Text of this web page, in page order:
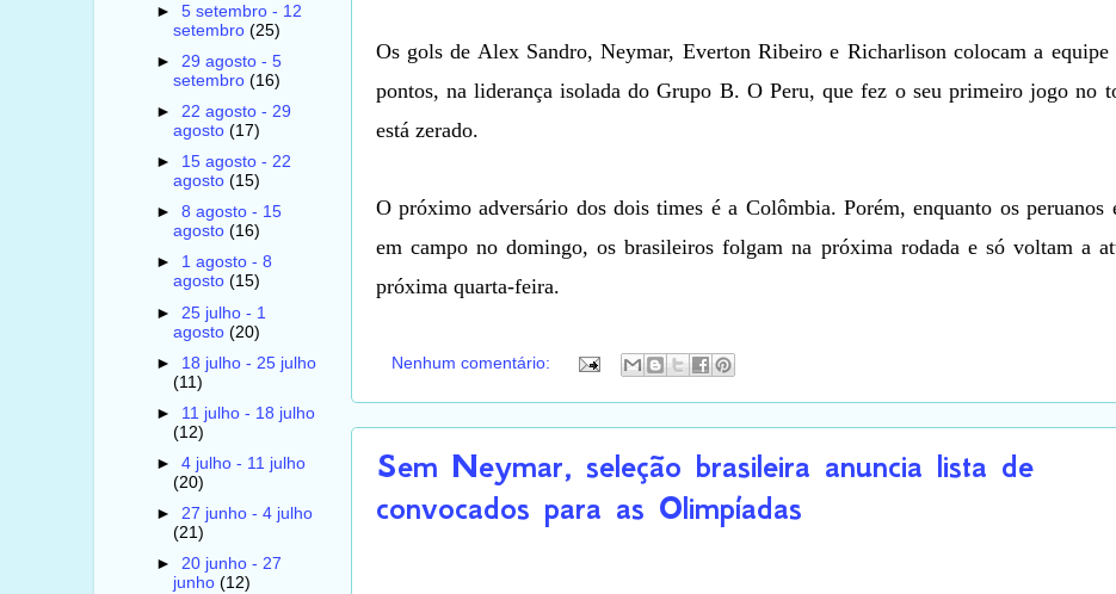
Os gols de Alex Sandro, Neymar, Everton Ribeiro e Richarlison colocam a equipe
pontos, na liderança isolada do Grupo B. O Peru, que fez o seu primeiro jogo no
está zerado.
O próximo adversário dos dois times é a Colômbia. Porém, enquanto os peruanos
em campo no domingo, os brasileiros folgam na próxima rodada e só voltam a
próxima quarta-feira.
Nenhum comentário:
Sem Neymar, seleção brasileira anuncia lista de
convocados para as Olimpíadas
► 5 setembro - 12
setembro (25)
► 29 agosto - 5
setembro (16)
► 22 agosto - 29
agosto (17)
► 15 agosto - 22
agosto (15)
► 8 agosto - 15
agosto (16)
► 1 agosto - 8
agosto (15)
► 25 julho - 1
agosto (20)
► 18 julho - 25 julho
(11)
► 11 julho - 18 julho
(12)
► 4 julho - 11 julho
(20)
► 27 junho - 4 julho
(21)
► 20 junho - 27
junho (12)